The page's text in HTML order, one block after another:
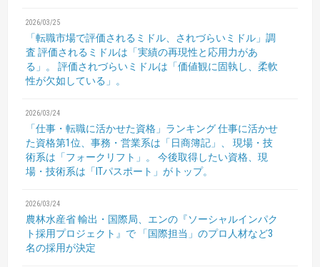
2026/03/25
「転職市場で評価されるミドル、されづらいミドル」調
査 評価されるミドルは「実績の再現性と応用力があ
る」。
評価されづらいミドルは「価値観に固執し、柔軟
性が欠如している」。
2026/03/24
「仕事・転職に活かせた資格」ランキング仕事に活かせ
た資格第1位、事務・営業系は「日商簿記」、
現場・技
術系は「フォークリフト」。
今後取得したい資格、現
場・技術系は「ITパスポート」がトップ。
2026/03/24
農林水産省 輸出・国際局、エンの『ソーシャルインパク
ト採用プロジェクト』で 「国際担当」のプロ人材など3
名の採用が決定